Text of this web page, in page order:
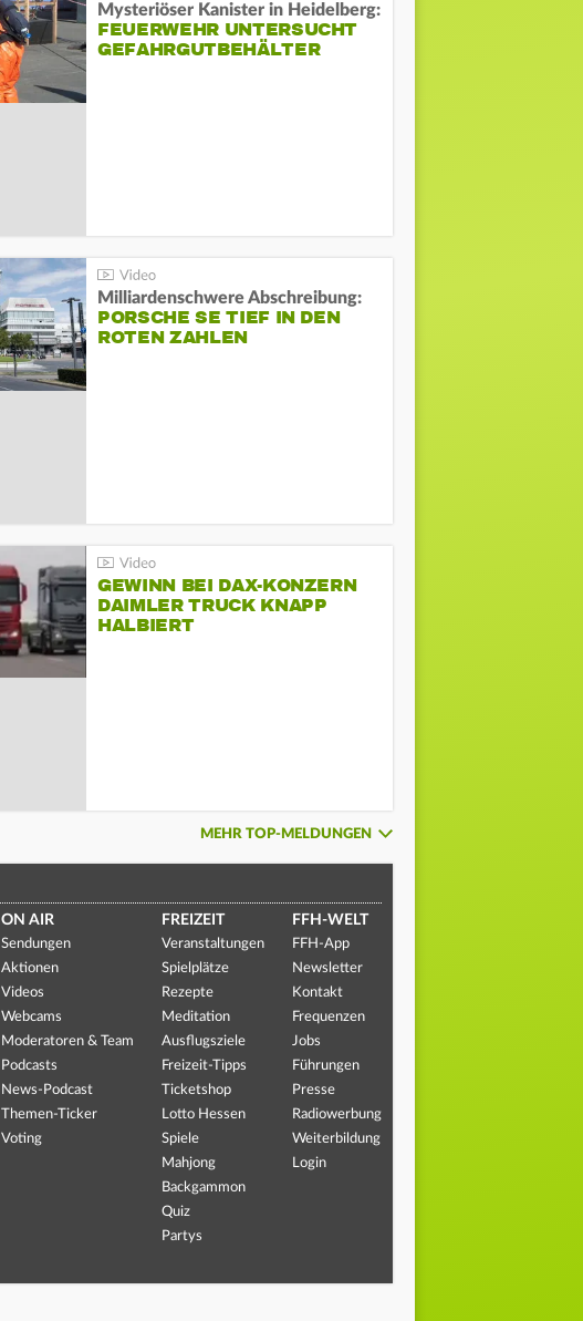
Mysteriöser Kanister in Heidelberg:
FEUERWEHR UNTERSUCHT
GEFAHRGUTBEHÄLTER
Milliardenschwere Abschreibung:
PORSCHE SE TIEF IN DEN
ROTEN ZAHLEN
GEWINN BEI DAX-KONZERN
DAIMLER TRUCK KNAPP
HALBIERT
MEHR TOP-MELDUNGEN
ON AIR
Sendungen
Aktionen
Videos
Webcams
Moderatoren & Team
Podcasts
News-Podcast
Themen-Ticker
Voting
FREIZEIT
Veranstaltungen
Spielplätze
Rezepte
Meditation
Ausflugsziele
Freizeit-Tipps
Ticketshop
Lotto Hessen
Spiele
Mahjong
Backgammon
Quiz
Partys
FFH-WELT
FFH-App
Newsletter
Kontakt
Frequenzen
Jobs
Führungen
Presse
Radiowerbung
Weiterbildung
Login